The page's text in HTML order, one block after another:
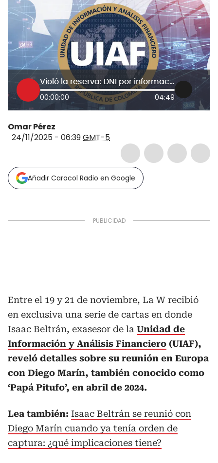
Violó la reserva: DNI por información revelada por exasesor de UIAF sobre reunión con Diego Marín
00:00:00 04:49
Omar Pérez
24/11/2025 - 06:39GMT-5
Añadir Caracol Radio en Google
Entre el 19 y 21 de noviembre, La W recibió
en exclusiva una serie de cartas en donde
Isaac Beltrán, exasesor de la Unidad de
Información y Análisis Financiero (UIAF),
reveló detalles sobre su reunión en Europa
con Diego Marín, también conocido como
‘Papá Pitufo’, en abril de 2024.
Lea también: Isaac Beltrán se reunió con
Diego Marín cuando ya tenía orden de
captura: ¿qué implicaciones tiene?